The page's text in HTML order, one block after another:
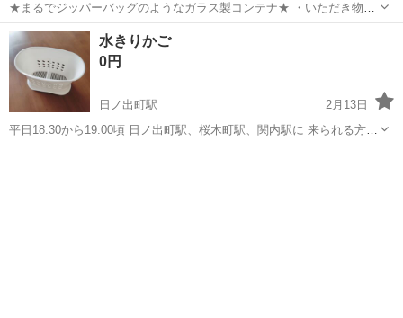
★まるでジッパーバッグのようなガラス製コンテナ★ ・いただき物で
す 一度も使用していません ・箱に経年劣化を感じます ・定価1890円
（税込） ・耐熱温度差140度 FRED フレッド ガラスジッパーバッグ
フ...
神奈川 横浜市 日ノ出町駅
水きりかご
0円
日ノ出町駅
2月13日
平日18:30から19:00頃 日ノ出町駅、桜木町駅、関内駅に 来られる方